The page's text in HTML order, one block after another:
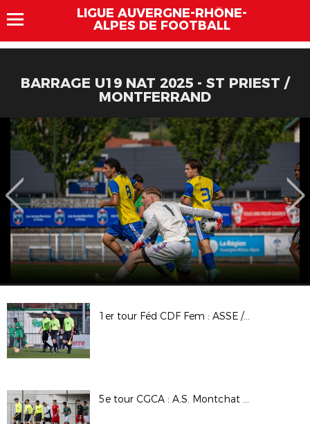
LIGUE AUVERGNE-RHÔNE-
ALPES DE FOOTBALL
BARRAGE U19 NAT 2025 - ST PRIEST /
MONTFERRAND
1er tour Féd CDF Fem : ASSE / FFYAA
5e tour CGCA : A.S. Montchat Lyon / O. Saint Etienne